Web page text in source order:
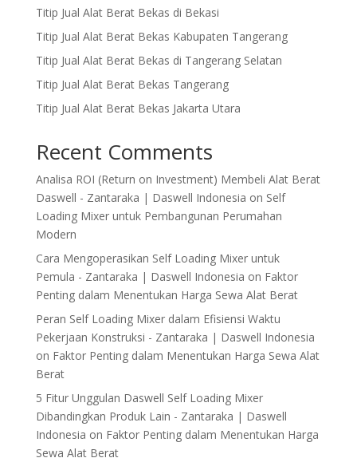
Titip Jual Alat Berat Bekas di Bekasi
Titip Jual Alat Berat Bekas Kabupaten Tangerang
Titip Jual Alat Berat Bekas di Tangerang Selatan
Titip Jual Alat Berat Bekas Tangerang
Titip Jual Alat Berat Bekas Jakarta Utara
Recent Comments
Analisa ROI (Return on Investment) Membeli Alat Berat
Daswell - Zantaraka | Daswell Indonesia on Self
Loading Mixer untuk Pembangunan Perumahan
Modern
Cara Mengoperasikan Self Loading Mixer untuk
Pemula - Zantaraka | Daswell Indonesia on Faktor
Penting dalam Menentukan Harga Sewa Alat Berat
Peran Self Loading Mixer dalam Efisiensi Waktu
Pekerjaan Konstruksi - Zantaraka | Daswell Indonesia
on Faktor Penting dalam Menentukan Harga Sewa Alat
Berat
5 Fitur Unggulan Daswell Self Loading Mixer
Dibandingkan Produk Lain - Zantaraka | Daswell
Indonesia on Faktor Penting dalam Menentukan Harga
Sewa Alat Berat